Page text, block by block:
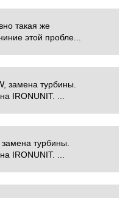
такая же
этой пробле...
замена турбины.
IRONUNIT. ...
турбины.
IRONUNIT. ...